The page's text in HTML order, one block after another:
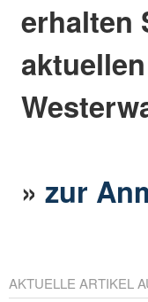
erhalten
»zur
AKTUELLE ARTIKEL